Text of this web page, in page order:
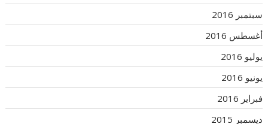
سبتمبر 2016
أغسطس 2016
يوليو 2016
يونيو 2016
فبراير 2016
ديسمبر 2015